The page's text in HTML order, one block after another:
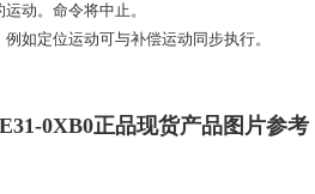
动。命令将中止。
如定位运动可与补偿运动同步执行。
0XB0正品现货产品图片参考